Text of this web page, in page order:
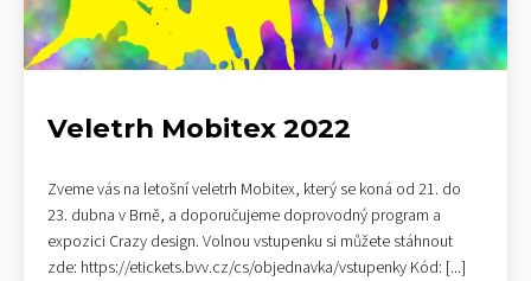
Veletrh Mobitex 2022
Zveme vás na letošní veletrh Mobitex, který se koná od 21. do
23. dubna v Brně, a doporučujeme doprovodný program a
expozici Crazy design. Volnou vstupenku si můžete stáhnout
zde: https://etickets.bvv.cz/cs/objednavka/vstupenky Kód: [...]